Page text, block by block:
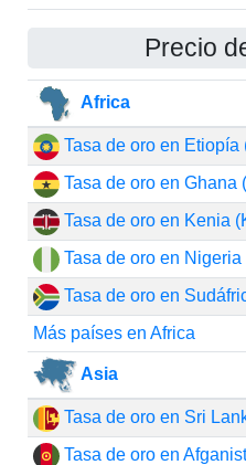
Precio
Africa
Tasa de oro en Etiopía
Tasa de oro en Ghana
Tasa de oro en Kenia
Tasa de oro en Nigeria
Tasa de oro en
Más países en Africa
Asia
Tasa de oro en Sri
Tasa de oro en